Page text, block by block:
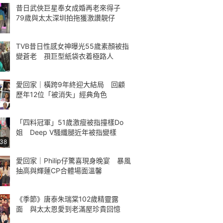
昔日武俠巨星奉女成婚再老來得子
79歲與太太深圳拍拖獲激讚靚仔
TVB昔日性感女神曝光55歲素顏被指
變蒼老 孭巨型紙袋衣着極路人
愛回家｜橫跨9年終迎大結局 回顧
歷年12位「被消失」經典角色
「四料冠軍」51歲激瘦被指撞樣Do
姐 Deep V騷纖腿近年被指變樣
愛回家｜Philip仔驚喜現身晚宴 暴風
抽高與輝蓮CP合體場面溫馨
《季節》唐泰朱瑞棠102歲精靈露
面 與太太恩愛到老滿屋珍貴回憶